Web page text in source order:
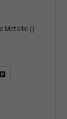
Metallic ()
anfordern
Datei, Fahrzeugexposé